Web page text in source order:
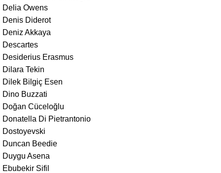
Delia Owens
Denis Diderot
Deniz Akkaya
Descartes
Desiderius Erasmus
Dilara Tekin
Dilek Bilgiç Esen
Dino Buzzati
Doğan Cüceloğlu
Donatella Di Pietrantonio
Dostoyevski
Duncan Beedie
Duygu Asena
Ebubekir Sifil